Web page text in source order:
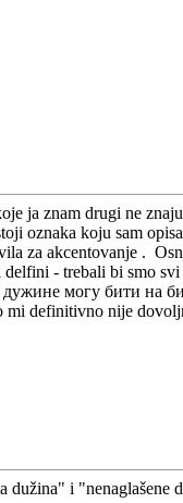
ja znam drugi ne
oznaka koju sam
za akcentovanje .
- trebali bi smo
могу бити на
definitivno nije
dužina" i "nenaglašene